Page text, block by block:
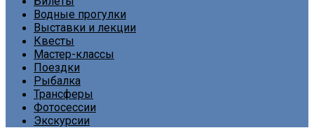
Водные прогулки
Выставки и лекции
Квесты
Мастер-классы
Поездки
Рыбалка
Трансферы
Фотосессии
Экскурсии